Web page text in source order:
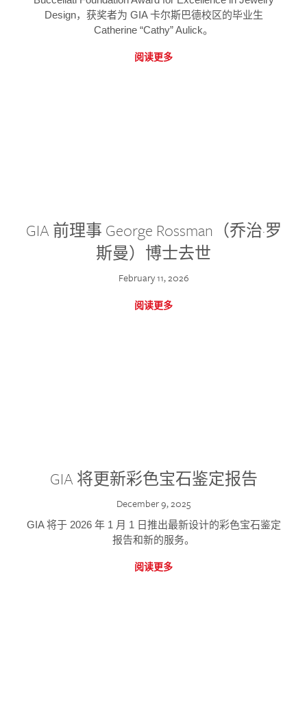
Design，获奖者为 GIA 卡尔斯巴德校区的毕业生
Catherine “Cathy” Aulick。
阅读更多
GIA 前理事 George Rossman（乔治·罗
斯曼）博士去世
February 11, 2026
阅读更多
GIA 将更新彩色宝石鉴定报告
December 9, 2025
GIA 将于 2026 年 1 月 1 日推出最新设计的彩色宝石鉴定
报告和新的服务。
阅读更多